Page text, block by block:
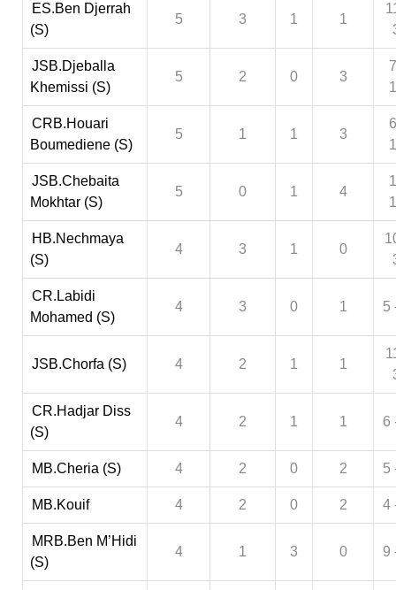
ES.Ben Djerrah
(S)
5 3 1 1
JSB.Djeballa
Khemissi (S)
5 2 0 3
CRB.Houari
Boumediene (S)
5 1 1 3
JSB.Chebaita
Mokhtar (S)
5 0 1 4
HB.Nechmaya
(S)
4 3 1 0
CR.Labidi
Mohamed (S)
4 3 0 1 5
JSB.Chorfa (S) 4 2 1 1
CR.Hadjar Diss
(S)
4 2 1 1 6
MB.Cheria (S) 4 2 0 2 5
MB.Kouif 4 2 0 2 4
MRB.Ben M’Hidi
(S)
4 1 3 0 9